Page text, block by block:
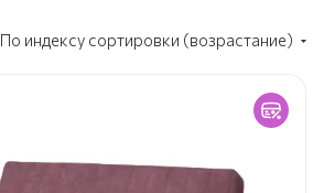
По индексу сортировки (возрастание)